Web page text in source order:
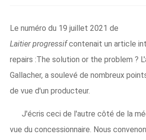
Le numéro du 19 juillet 2021 de
Laitier progressifcontenait un article
repairs :The solution or the problem ?
Gallacher, a soulevé de nombreux
de vue d'un producteur.
J'écris ceci de l'autre côté de la
vue du concessionnaire. Nous